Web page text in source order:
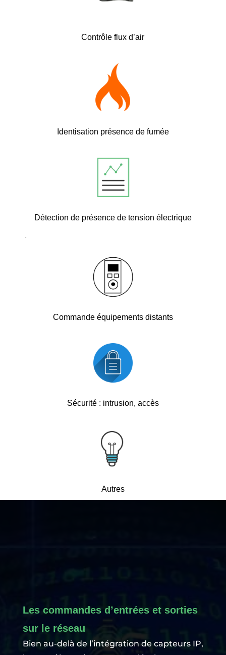
Contrôle flux d’air
Identisation présence de fumée
Détection de présence de tension électrique
.
Commande équipements distants
Sécurité : intrusion, accès
Autres
Les commandes d’entrées et sorties
sur le réseau
Bien au-delà de l’intégration de capteurs IP,